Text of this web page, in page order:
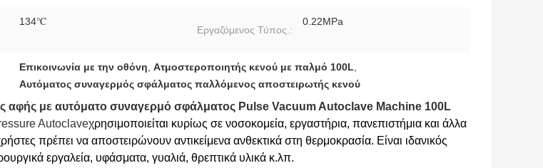
134℃
Εργαζόμενος Τύπος.:
0.22MPa
Επικοινωνία με την οθόνη, Ατμοστεροποιητής κενού με παλμό 100L,
Αυτόματος συναγερμός σφάλματος παλλόμενος αποστειρωτής κενού
αφής με αυτόματο συναγερμό σφάλματος Pulse Vacuum Autoclave Machine 100L
Autoclaveχρησιμοποιείται κυρίως σε νοσοκομεία, εργαστήρια, πανεπιστήμια και άλλα
πρέπει να αποστειρώνουν αντικείμενα ανθεκτικά στη θερμοκρασία. Είναι ιδανικός
εργαλεία, υφάσματα, γυαλιά, θρεπτικά υλικά κ.λπ.